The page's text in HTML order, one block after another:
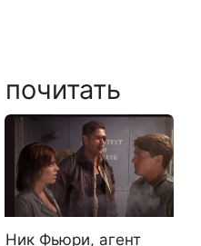
Ник Фьюри, агент